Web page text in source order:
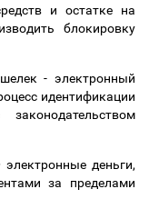
и остатке на
блокировку
- электронный
идентификации
электронные деньги,
за пределами